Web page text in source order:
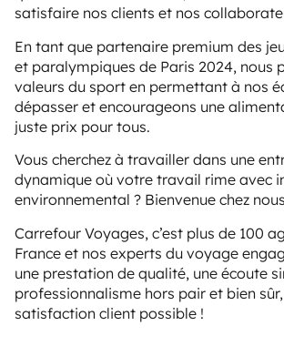
satisfaire nos clients et nos
En tant que partenaire premium des
et paralympiques de Paris 2024, nous
valeurs du sport en permettant à nos
dépasser et encourageons une
juste prix pour tous.
Vous cherchez à travailler dans une
dynamique où votre travail rime avec
environnemental ? Bienvenue chez
Carrefour Voyages, c’est plus de 100
France et nos experts du voyage
une prestation de qualité, une écoute
professionnalisme hors pair et bien
satisfaction client possible !